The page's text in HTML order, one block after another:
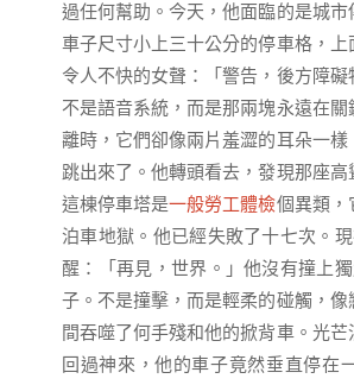
過任何幫助。今天，他面臨的是城
車子尺寸小上三十公分的停車格，
令人不快的女聲：「警告，後方障
不是語音系統，而是那兩塊永遠在
離時，它們卻像兩片羞澀的耳朵一
跳出來了。他轉頭看去，發現那座
這棟停車塔是一般勞工體檢個異類，
泊車地獄。他已經失敗了十七次。
醒：「再見，世界。」他沒有撞上
子。不是撞擊，而是輕柔的碰觸，
間吞噬了何手殘和他的掀背車。光
回過神來，他的車子竟然垂直停